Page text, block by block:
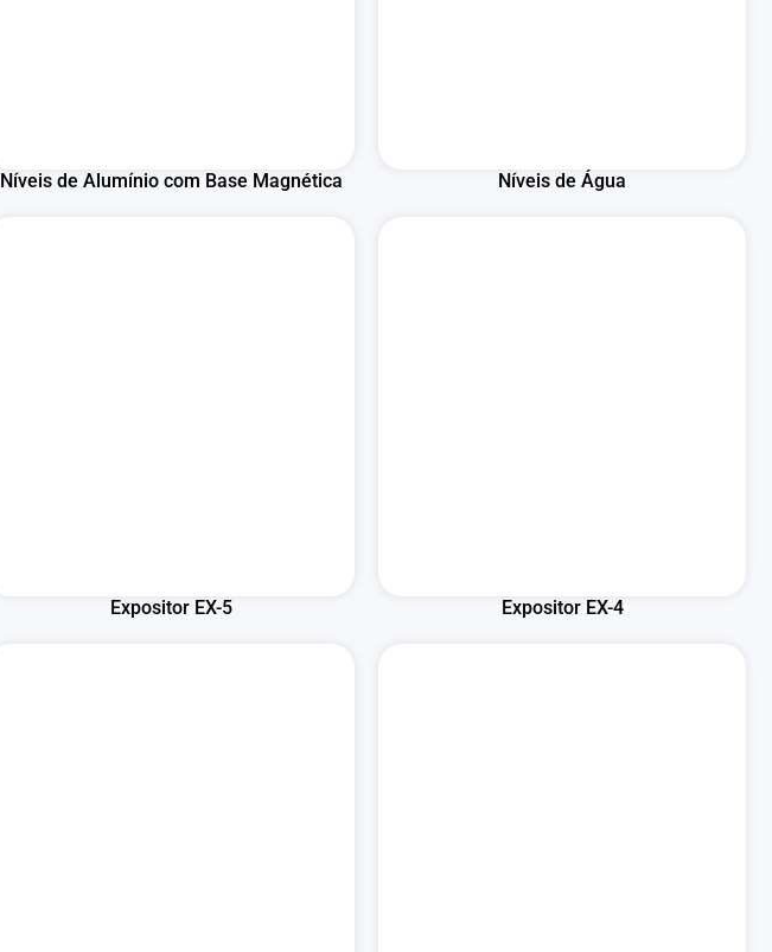
Níveis de Alumínio com Base Magnética Níveis de Água
Expositor EX-5 Expositor EX-4